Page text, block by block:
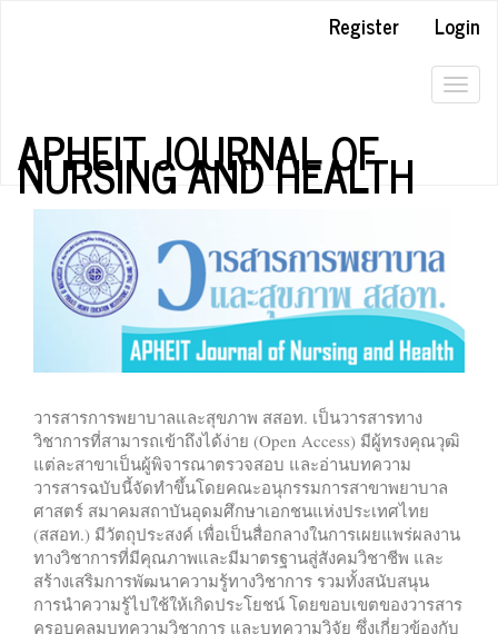
Navigation
Main
Content
Register
Login
APHEIT JOURNAL OF
NURSING AND HEALTH
วารสารการพยาบาลและสุขภาพ สสอท. เป็นวารสารทาง
วิชาการที่สามารถเข้าถึงได้ง่าย (Open Access) มีผู้ทรงคุณวุฒิ
แต่ละสาขาเป็นผู้พิจารณาตรวจสอบ และอ่านบทความ
วารสารฉบับนี้จัดทำขึ้นโดยคณะอนุกรรมการสาขาพยาบาล
ศาสตร์ สมาคมสถาบันอุดมศึกษาเอกชนแห่งประเทศไทย
(สสอท.) มีวัตถุประสงค์ เพื่อเป็นสื่อกลางในการเผยแพร่ผลงาน
ทางวิชาการที่มีคุณภาพและมีมาตรฐานสู่สังคมวิชาชีพ และ
สร้างเสริมการพัฒนาความรู้ทางวิชาการ รวมทั้งสนับสนุน
การนำความรู้ไปใช้ให้เกิดประโยชน์ โดยขอบเขตของวารสาร
ครอบคลุมบทความวิชาการ และบทความวิจัย ซึ่งเกี่ยวข้องกับ